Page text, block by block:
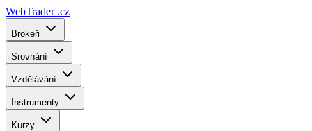
WebTrader .cz
Brokeři
Srovnání
Vzdělávání
Instrumenty
Kurzy